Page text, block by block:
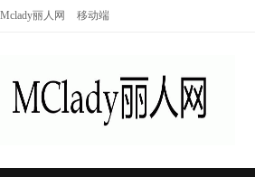
Mclady丽人网 移动端